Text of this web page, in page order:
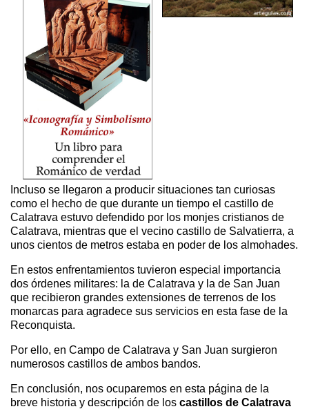
Incluso se llegaron a producir situaciones tan curiosas
como el hecho de que durante un tiempo el castillo de
Calatrava estuvo defendido por los monjes cristianos de
Calatrava, mientras que el vecino castillo de Salvatierra, a
unos cientos de metros estaba en poder de los almohades.
En estos enfrentamientos tuvieron especial importancia
dos órdenes militares: la de Calatrava y la de San Juan
que recibieron grandes extensiones de terrenos de los
monarcas para agradece sus servicios en esta fase de la
Reconquista.
Por ello, en Campo de Calatrava y San Juan surgieron
numerosos castillos de ambos bandos.
En conclusión, nos ocuparemos en esta página de la
breve historia y descripción de los castillos de Calatrava